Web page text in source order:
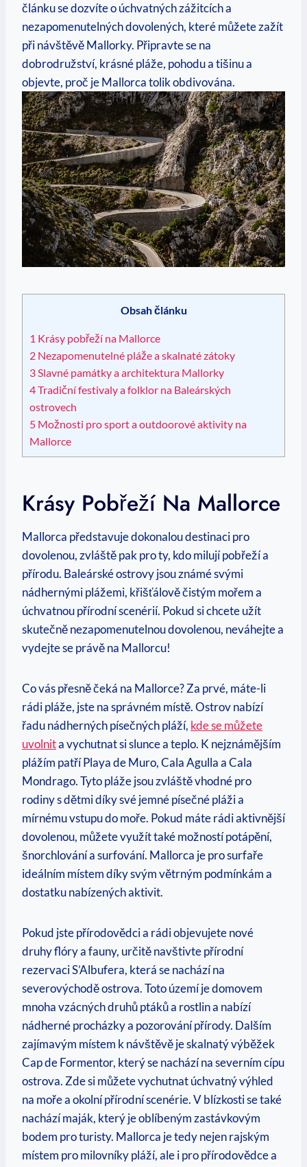
článku se dozvíte⁤ o úchvatných zážitcích a
nezapomenutelných dovolených, které můžete zažít
při návštěvě ‍Mallorky. Připravte se na
dobrodružství, krásné pláže, ⁤pohodu a ⁤tišinu‌ a ​
objevte, proč je Mallorca⁢ tolik ​obdivována.
Obsah článku
1 Krásy pobřeží na Mallorce
2 Nezapomenutelné‌ pláže⁣ a skalnaté​ zátoky
3Slavné ⁣památky a architektura⁢ Mallorky
4Tradiční festivaly a folklor na ‍Baleárských
ostrovech
5 Možnosti ⁢pro sport a outdoorové aktivity ‌na
⁢Mallorce
Krásy Pobřeží Na Mallorce
Mallorca představuje dokonalou destinaci pro
dovolenou, zvláště pak pro ty, kdo ⁢milují ⁢pobřeží a‍
přírodu. Baleárské⁣ ostrovy jsou známé svými
nádhernými plážemi, křišťálově čistým mořem a
úchvatnou přírodní⁢ scenérií. Pokud si⁣ chcete užít
skutečně nezapomenutelnou dovolenou, neváhejte a
vydejte se právě ⁤na Mallorcu!
Co vás‍ přesně‌ čeká na Mallorce? Za prvé, máte-li
rádi pláže, jste na správném⁣ místě. Ostrov ‍nabízí
řadu nádherných písečných pláží,⁣ kde se můžete
⁢uvolnita ⁢vychutnat ‍si slunce a teplo. ⁣K nejznámějším
⁣plážím patří Playa ⁤de Muro, Cala ​Agulla a⁣ Cala
Mondrago. Tyto pláže jsou zvláště vhodné ‍pro
rodiny⁣ s dětmi ‍díky své jemné ⁤písečné pláži a
mírnému vstupu do⁤ moře.⁤ Pokud máte rádi aktivnější
dovolenou, ​můžete ​využít také možností potápění,
šnorchlování a surfování.⁣ Mallorca je ‍pro surfaře
ideálním ‍místem ⁤díky svým větrným‍ podmínkám a
dostatku nabízených aktivit.
Pokud jste ⁢přírodovědci ‌a‍ rádi ​objevujete nové
druhy flóry a fauny, určitě navštivte přírodní
rezervaci S’Albufera, která se nachází na
severovýchodě ostrova. Toto území⁤ je domovem
‌mnoha vzácných ⁤druhů⁤ ptáků a rostlin a nabízí
nádherné procházky a pozorování přírody.‌ Dalším
zajímavým místem​ k návštěvě je skalnatý výběžek
Cap ‌de Formentor, který ​se ‍nachází na severním ⁤cípu
ostrova. Zde si můžete ⁤vychutnat úchvatný výhled
na moře a okolní přírodní⁣ scenérie. V blízkosti se ⁢také
nachází maják, který je oblíbeným zastávkovým
bodem pro turisty. Mallorca je tedy nejen rajským
místem ​pro milovníky pláží, ale⁢ i pro přírodovědce a